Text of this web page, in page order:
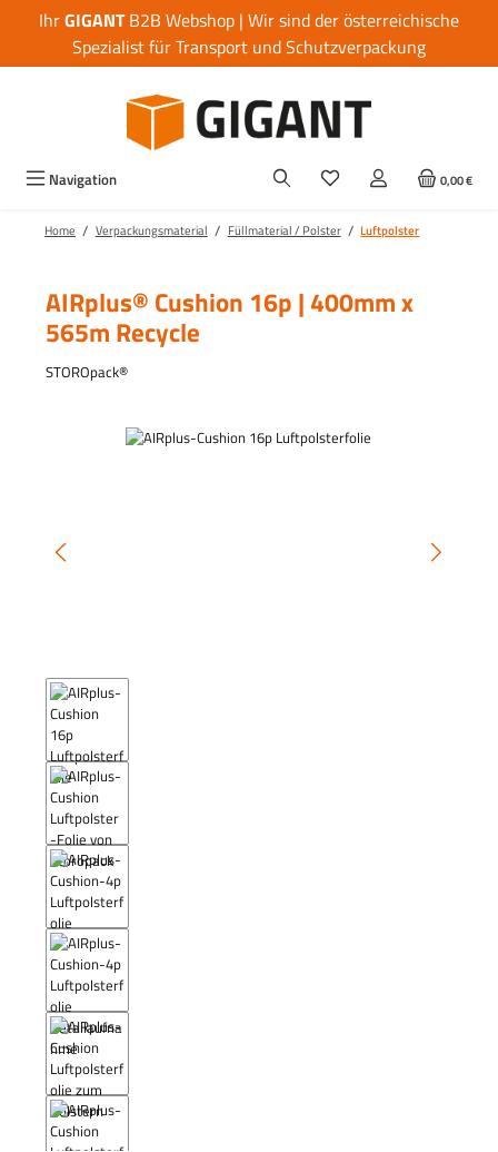
Zum Hauptinhalt springen
IhrGIGANTB2B Webshop | Wir sind der österreichische
Spezialist für Transport und Schutzverpackung
Navigation 0,00 €
Home / Verpackungsmaterial / Füllmaterial / Polster / Luftpolster
AIRplus® Cushion 16p | 400mm x
565m Recycle
STOROpack®
Bildergalerie überspringen